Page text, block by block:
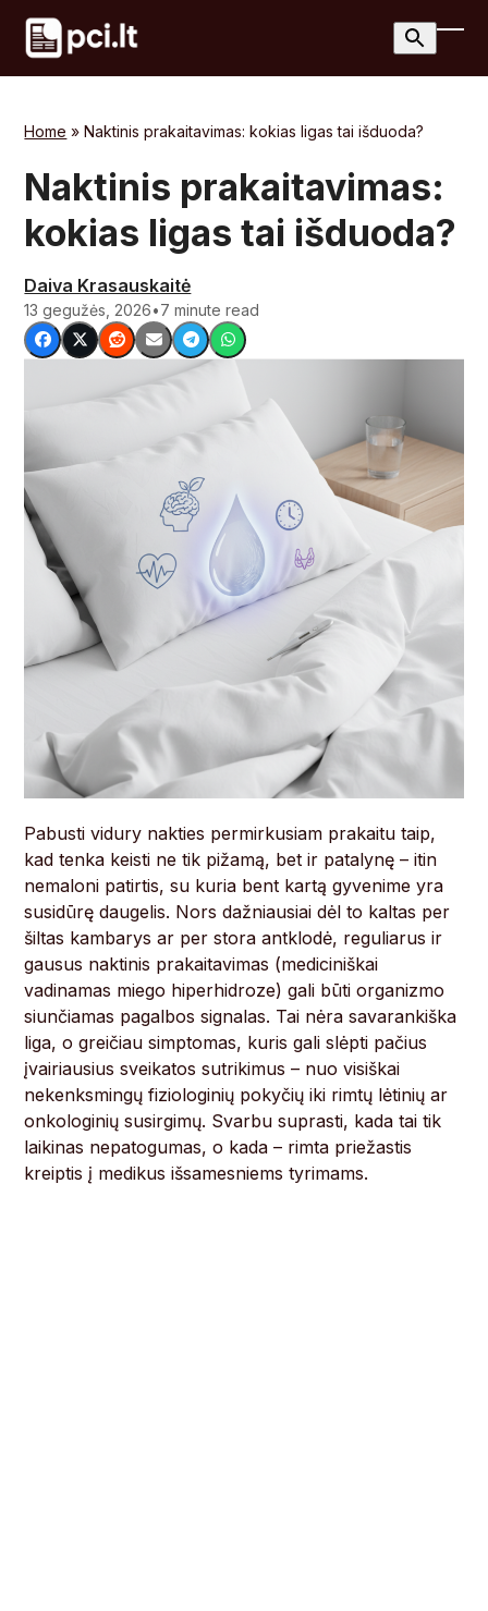
Skip
content
Home »Naktinis prakaitavimas: kokias ligas tai išduoda?
Naktinis prakaitavimas:
kokias ligas tai išduoda?
Daiva Krasauskaitė
13 gegužės, 2026•7 minute read
Pabusti vidury nakties permirkusiam prakaitu taip,
kad tenka keisti ne tik pižamą, bet ir patalynę – itin
nemaloni patirtis, su kuria bent kartą gyvenime yra
susidūrę daugelis. Nors dažniausiai dėl to kaltas per
šiltas kambarys ar per stora antklodė, reguliarus ir
gausus naktinis prakaitavimas (mediciniškai
vadinamas miego hiperhidroze) gali būti organizmo
siunčiamas pagalbos signalas. Tai nėra savarankiška
liga, o greičiau simptomas, kuris gali slėpti pačius
įvairiausius sveikatos sutrikimus – nuo visiškai
nekenksmingų fiziologinių pokyčių iki rimtų lėtinių ar
onkologinių susirgimų. Svarbu suprasti, kada tai tik
laikinas nepatogumas, o kada – rimta priežastis
kreiptis į medikus išsamesniems tyrimams.